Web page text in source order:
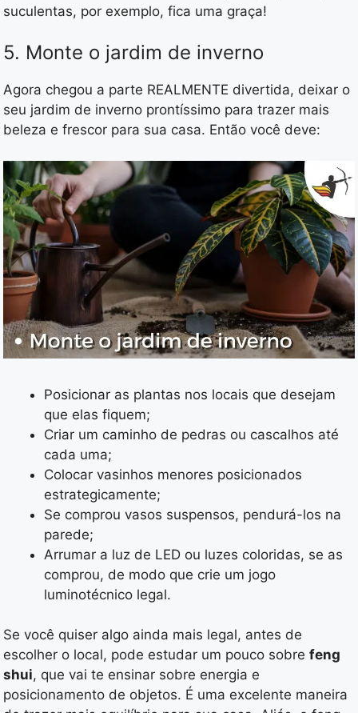
suculentas, por exemplo, fica uma graça!
5. Monte o jardim de inverno
Agora chegou a parte REALMENTE divertida, deixar o
seu jardim de inverno prontíssimo para trazer mais
beleza e frescor para sua casa. Então você deve:
Posicionar as plantas nos locais que desejam
que elas fiquem;
Criar um caminho de pedras ou cascalhos até
cada uma;
Colocar vasinhos menores posicionados
estrategicamente;
Se comprou vasos suspensos, pendurá-los na
parede;
Arrumar a luz de LED ou luzes coloridas, se as
comprou, de modo que crie um jogo
luminotécnico legal.
Se você quiser algo ainda mais legal, antes de
escolher o local, pode estudar um pouco sobre feng
shui, que vai te ensinar sobre energia e
posicionamento de objetos. É uma excelente maneira